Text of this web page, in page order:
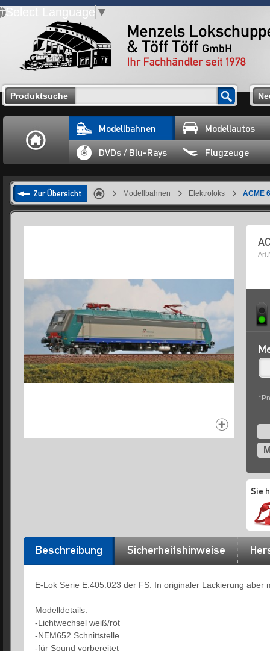
Select Language ▼
Produktsuche
Modellbahnen Modellautos
DVDs / Blu-Rays Flugzeuge
Zur Übersicht Modellbahnen Elektroloks ACME
Sie
Beschreibung Sicherheitshinweise
E-Lok Serie E.405.023 der FS. In originaler Lackierung aber
Modelldetails:
-Lichtwechsel weiß/rot
-NEM652 Schnittstelle
-für Sound vorbereitet